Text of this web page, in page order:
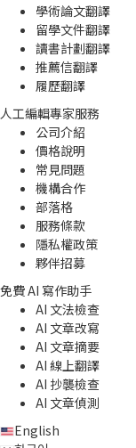
學術論文翻譯
留學文件翻譯
讀書計劃翻譯
推薦信翻譯
履歷翻譯
人工編輯專家服務
公司介紹
價格說明
常見問題
機構合作
部落格
服務條款
隱私權政策
夥伴招募
免費 AI 寫作助手
AI 文法檢查
AI 文章改寫
AI 文章摘要
AI 線上翻譯
AI 抄襲檢查
AI 文章偵測
English